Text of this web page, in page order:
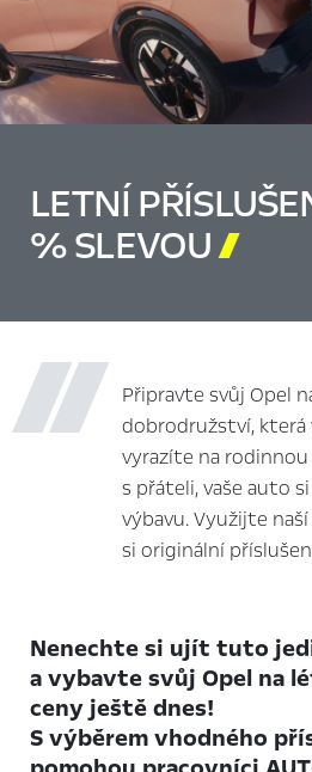
LETNÍ
% SLEVOU
Připravte svůj Opel
dobrodružství, která
vyrazíte na
s přáteli, vaše auto
výbavu. Využijte
si originální
Nenechte si ujít tuto
a vybavte svůj Opel na
ceny ještě dnes!
S výběrem vhodného